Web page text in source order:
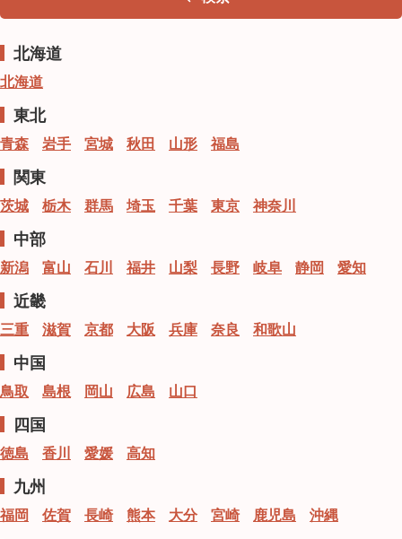
北海道
北海道
東北
青森 岩手 宮城 秋田 山形 福島
関東
茨城 栃木 群馬 埼玉 千葉 東京 神奈川
中部
新潟 富山 石川 福井 山梨 長野 岐阜 静岡 愛知
近畿
三重 滋賀 京都 大阪 兵庫 奈良 和歌山
中国
鳥取 島根 岡山 広島 山口
四国
徳島 香川 愛媛 高知
九州
福岡 佐賀 長崎 熊本 大分 宮崎 鹿児島 沖縄